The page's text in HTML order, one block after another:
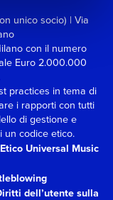
unico socio) | Via
con il numero
Euro 2.000.000
practices in tema di
i rapporti con tutti
di gestione e
un codice etico.
Universal Music
dell’utente sulla